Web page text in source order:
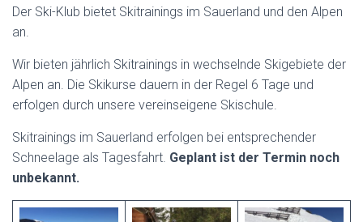
S
L
Der Ski-Klub bietet Skitrainings im Sauerland und den Alpen
an.
Wir bieten jährlich Skitrainings in wechselnde Skigebiete der
Alpen an. Die Skikurse dauern in der Regel 6 Tage und
erfolgen durch unsere vereinseigene Skischule.
Skitrainings im Sauerland erfolgen bei entsprechender
Schneelage als Tagesfahrt. Geplant ist der Termin noch
unbekannt.